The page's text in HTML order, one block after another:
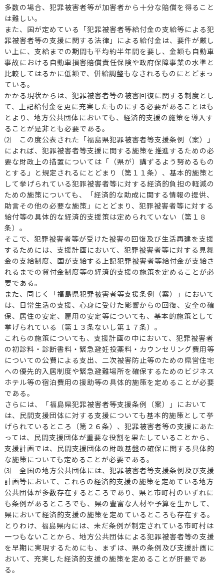
多数の場合、犯罪被害者等が加害者から十分な賠償を得ること
は難しい。
また、国が定めている「犯罪被害者等給付金の支給等による犯
罪被害者等の支援に関する法律」による給付金は、要件が厳し
い上に、支給までの期間も平均約半年間を要し、金額も自動車
事故における自動車損害賠償責任保険や政府保障事業の水準と
比較してはるかに低額で、併給調整もなされるものにとどまっ
ている。
かかる現状からは、犯罪被害者等の被害回復に関する制度とし
て、上記給付金を更に充実したものにする必要があることはも
とより、地方公共団体においても、経済的支援の施策を導入す
ることが是非とも必要である。
⑵ この度公表された「福島県犯罪被害者等支援条例（案）」
によれば、犯罪被害者等支援に関する施策を推進するための必
要な財政上の措置については「（県が）講ずるよう努めるもの
とする」と規定されるにとどまり（第１１条）、基本的施策と
して挙げられている犯罪被害者等に対する経済的負担の軽減の
ための施策についても、「経済的な助成に関する情報の提供、
助言その他の必要な施策」にとどまり、犯罪被害者等に対する
給付等の具体的な経済的支援策は定められていない（第１８
条）。
そこで、犯罪被害者等が受けた被害の回復及び生活再建を支援
するためには、支援計画において、犯罪被害者等に対する見舞
金の支給制度、国が支給する上記犯罪被害者等給付金が支給さ
れるまでの貸付金制度等の経済的支援の施策を定めることが必
要である。
また、同じく「福島県犯罪被害者等支援条例（案）」において
は、日常生活の支援、心身に受けた影響からの回復、安全の確
保、居住の安定、雇用の安定等についても、基本的施策として
挙げられている（第１３条ないし第１７条）。
これらの施策についても、支援計画の中において、犯罪被害者
の初診料・診断書料・緊急避妊投薬料・カウンセリング費用等
についての公費による支出、二次被害防止等のための県営住宅
への優先的入居制度や緊急避難場所を確保するためのビジネス
ホテル等の宿泊費用の援助等の具体的施策を定めることが必要
である。
さらには、「福島県犯罪被害者等支援条例（案）」において
は、民間支援団体に対する支援についても基本的施策として挙
げられているところ（第２６条）、犯罪被害者等の支援にあた
っては、民間支援団体が重要な役割を果たしていることから、
支援計画では、民間支援団体の財政基盤の確保に関する具体的
な施策についても定めることが必要である。
⑶ 全国の地方公共団体には、犯罪被害者等支援条例及び支援
計画等において、これらの経済的支援の施策を定めている地方
公共団体が多数存在するところであり、県と市町村のいずれに
も条例があるところでも、県の豊富な人材や予算を生かして、
県において経済的支援の施策を定めているところも存在する。
とりわけ、福島県内には、未だ条例が制定されている市町村は
一つもないことから、地方公共団体による犯罪被害者等の支援
を早期に実現するためにも、まずは、県の条例及び支援計画に
おいて、充実した経済的支援の施策を定めることが肝要であ
る。